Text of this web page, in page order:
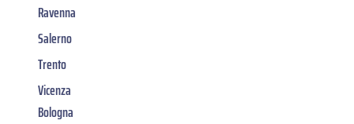
Ravenna
Salerno
Trento
Vicenza
Bologna